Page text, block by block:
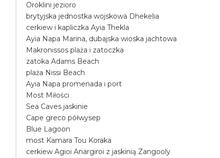
Oroklini jezioro
brytyjska jednostka wojskowa Dhekelia
cerkiew i kapliczka Ayia Thekla
Ayia Napa Marina, dubajska wioska jachtowa
Makronissos plaża i zatoczka
zatoka Adams Beach
plaża Nissi Beach
Ayia Napa promenada i port
Most Miłości
Sea Caves jaskinie
Cape greco półwysep
Blue Lagoon
most Kamara Tou Koraka
cerkiew Agioi Anargiroi z jaskinią Zangooly